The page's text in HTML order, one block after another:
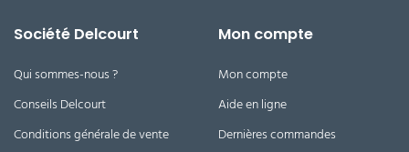
Société Delcourt
Qui sommes-nous ?
Conseils Delcourt
Conditions générale de vente
Mon compte
Mon compte
Aide en ligne
Dernières commandes